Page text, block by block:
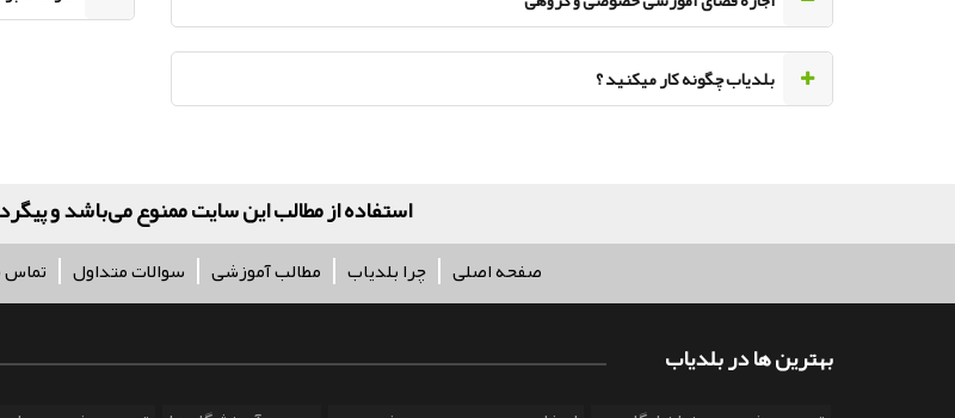
‌بلدیاب چگونه کار میکنید ؟
کلیه حقو
صفحه اصلی چرا بلدیاب مطالب آموزشی سوالات متداول تماس
بهترین ها در بلدیاب